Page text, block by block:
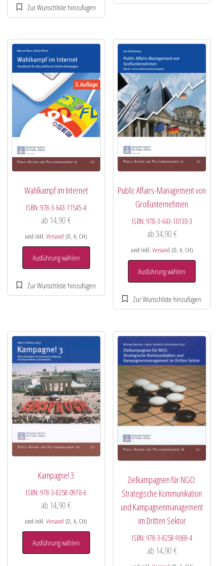
Wahlkampf im Internet
ISBN:978-3-643-11545-4
ab 14,90€
und inkl.Versand (D, A, CH)
Ausführung wählen
Public Affairs-Management von
Großunternehmen
ISBN: 978-3-643-10130-3
ab34,90 €
und inkl. Versand (D, A, CH)
Ausführung wählen
Kampagne! 3
ISBN:978-3-8258-0970-6
ab 14,90€
und inkl.Versand (D, A, CH)
Ausführung wählen
Zielkampagnen für NGO:
Strategische Kommunikation
und Kampagnenmanagement
im Dritten Sektor
ISBN: 978-3-8258-9069-4
ab 14,90 €